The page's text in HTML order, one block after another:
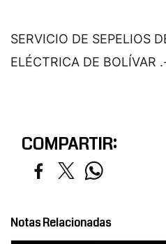
SERVICIO DE SEPELIOS
ELÉCTRICA DE BOLÍVAR
COMPARTIR:
Notas Relacionadas